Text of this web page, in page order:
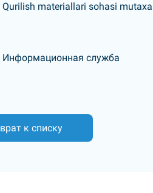
Qurilish materiallari sohasi
Информационная служба
к списку